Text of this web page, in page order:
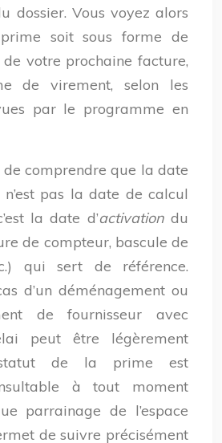
dossier. Vous voyez alors
soit sous forme de
votre prochaine facture,
de virement, selon les
par le programme en
comprendre que la date
pas la date de calcul
la date d’activationdu
de compteur, bascule de
qui sert de référence.
d’un déménagement ou
de fournisseur avec
peut être légèrement
de la prime est
à tout moment
parrainage de l’espace
de suivre précisément